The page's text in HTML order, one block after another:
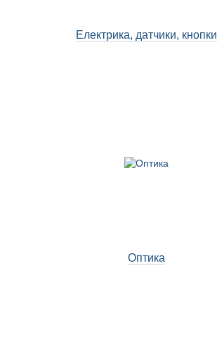
Електрика, датчики, кнопки
Оптика